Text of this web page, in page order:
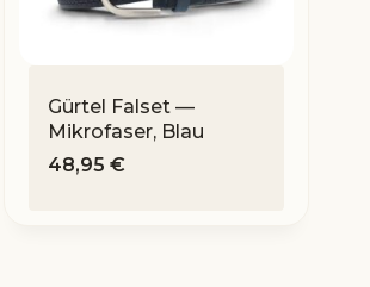
Gürtel Falset —
Mikrofaser, Blau
48,95€